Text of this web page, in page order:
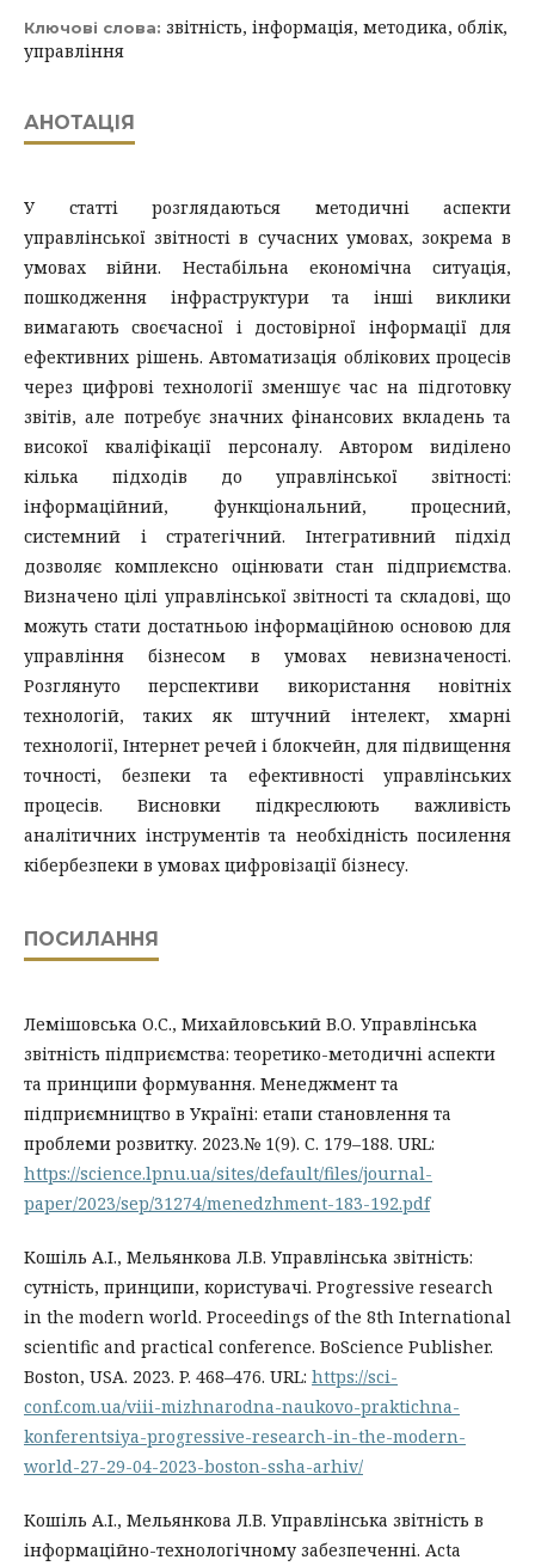
Ключові слова: звітність, інформація, методика, облік,
управління
АНОТАЦІЯ
У статті розглядаються методичні аспекти
управлінської звітності в сучасних умовах, зокрема в
умовах війни. Нестабільна економічна ситуація,
пошкодження інфраструктури та інші виклики
вимагають своєчасної і достовірної інформації для
ефективних рішень. Автоматизація облікових процесів
через цифрові технології зменшує час на підготовку
звітів, але потребує значних фінансових вкладень та
високої кваліфікації персоналу. Автором виділено
кілька підходів до управлінської звітності:
інформаційний, функціональний, процесний,
системний і стратегічний. Інтегративний підхід
дозволяє комплексно оцінювати стан підприємства.
Визначено цілі управлінської звітності та складові, що
можуть стати достатньою інформаційною основою для
управління бізнесом в умовах невизначеності.
Розглянуто перспективи використання новітніх
технологій, таких як штучний інтелект, хмарні
технології, Інтернет речей і блокчейн, для підвищення
точності, безпеки та ефективності управлінських
процесів. Висновки підкреслюють важливість
аналітичних інструментів та необхідність посилення
кібербезпеки в умовах цифровізації бізнесу.
ПОСИЛАННЯ
Лемішовська О.С., Михайловський В.О. Управлінська
звітність підприємства: теоретико-методичні аспекти
та принципи формування. Менеджмент та
підприємництво в Україні: етапи становлення та
проблеми розвитку. 2023.№ 1(9). С. 179–188. URL:
https://science.lpnu.ua/sites/default/files/journal-
paper/2023/sep/31274/menedzhment-183-192.pdf
Кошіль А.І., Мельянкова Л.В. Управлінська звітність:
сутність, принципи, користувачі. Progressive research
in the modern world. Proceedings of the 8th International
scientific and practical conference. BoScience Publisher.
Boston, USA. 2023. P. 468–476. URL: https://sci-
conf.com.ua/viii-mizhnarodna-naukovo-praktichna-
konferentsiya-progressive-research-in-the-modern-
world-27-29-04-2023-boston-ssha-arhiv/
Кошіль А.І., Мельянкова Л.В. Управлінська звітність в
інформаційно-технологічному забезпеченні. Acta